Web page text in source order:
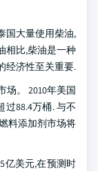
国大量使用柴油,
相比,柴油是一种
经济性至关重要.
场。 2010年美国
过88.4万桶. 与不
料添加剂市场将
亿美元,在预测时